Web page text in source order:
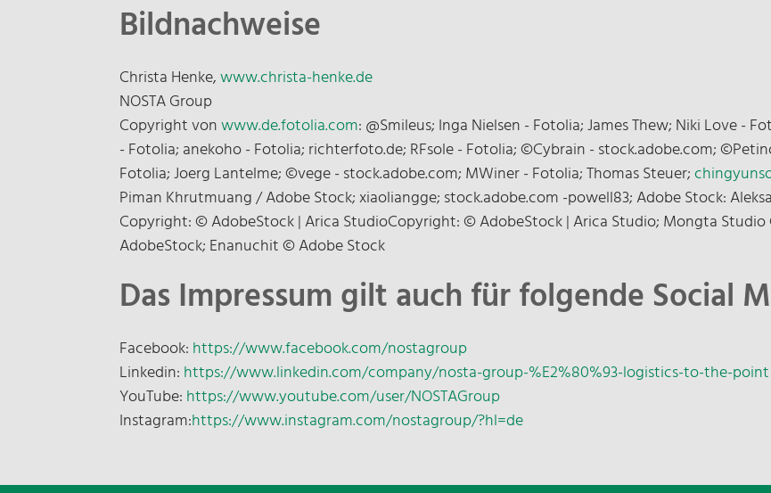
Bildnachweise
Christa Henke,www.christa-henke.de
NOSTA Group
Copyright vonwww.de.fotolia.com: @Smileus; Inga Nielsen - Fotolia; James Thew; Niki Love -
- Fotolia; anekoho - Fotolia; richterfoto.de; RFsole - Fotolia; ©Cybrain - stock.adobe.com;
Fotolia; Joerg Lantelme; ©vege - stock.adobe.com; MWiner - Fotolia; Thomas Steuer;
Piman Khrutmuang / Adobe Stock; xiaoliangge; stock.adobe.com -powell83; Adobe Stock:
Copyright: © AdobeStock | Arica StudioCopyright: © AdobeStock | Arica Studio; Mongta
AdobeStock; Enanuchit © Adobe Stock
Das Impressum gilt auch für folgende Social
Facebook: https://www.facebook.com/nostagroup
Linkedin: https://www.linkedin.com/company/nosta-group-%E2%80%93-logistics-to-the-point
YouTube: https://www.youtube.com/user/NOSTAGroup
Instagram:https://www.instagram.com/nostagroup/?hl=de